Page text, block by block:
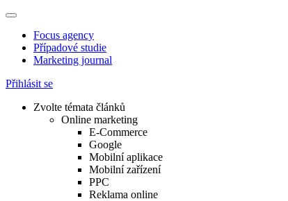
Focus agency
Případové studie
Marketing journal
Přihlásit se
Zvolte témata článků
Online marketing
E-Commerce
Google
Mobilní aplikace
Mobilní zařízení
PPC
Reklama online